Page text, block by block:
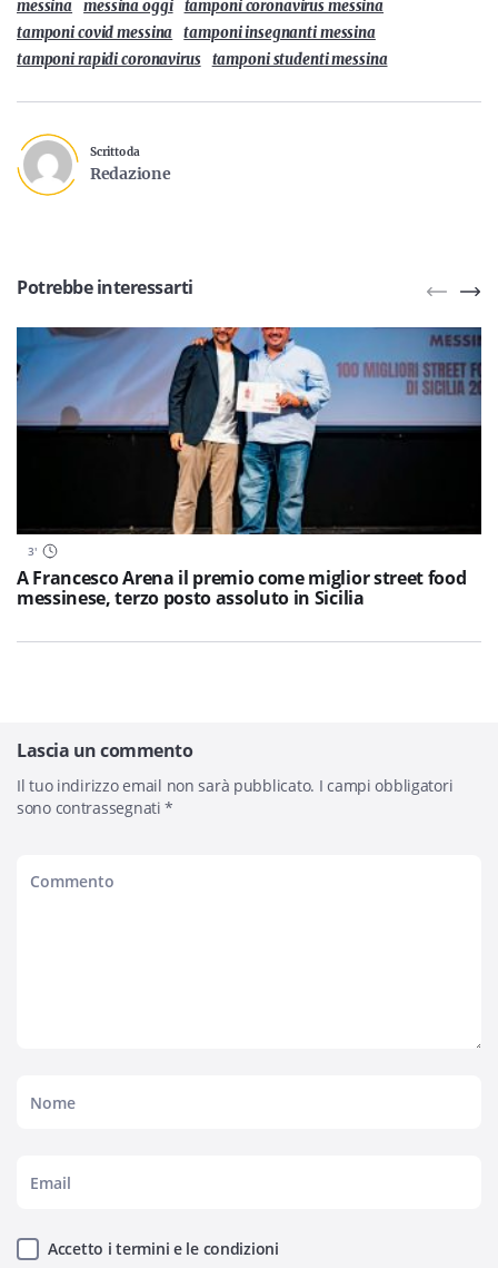
messina messina oggi
tamponi coronavirus messina
tamponi covid messina
tamponi insegnanti messina
tamponi rapidi coronavirus
tamponi studenti messina
Scritto da
Redazione
Potrebbe interessarti
3'
A Francesco Arena il premio come miglior street food
messinese, terzo posto assoluto in Sicilia
Lascia un commento
Il tuo indirizzo email non sarà pubblicato. I campi obbligatori
sono contrassegnati*
Accetto i termini e le condizioni